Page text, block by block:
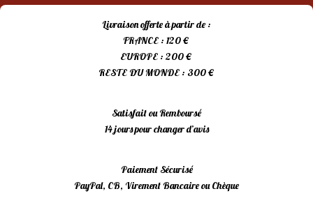
Livraison offerte à partir de :
FRANCE : 120 €
EUROPE : 200 €
RESTE DU MONDE : 300 €
Satisfait ou Remboursé
14 jours pour changer d’avis
Paiement Sécurisé
PayPal, CB, Virement Bancaire ou Chèque